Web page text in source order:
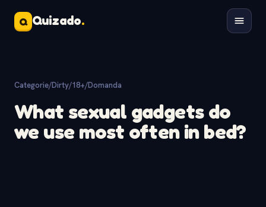
Q Quizado.
Categorie/Dirty/18+/Domanda
What sexual gadgets do
we use most often in bed?